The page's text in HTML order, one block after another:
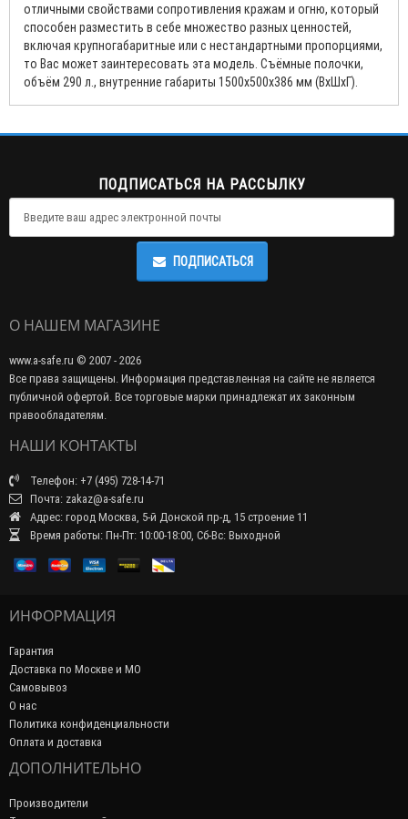
отличными свойствами сопротивления кражам и огню, который
способен разместить в себе множество разных ценностей,
включая крупногабаритные или с нестандартными пропорциями,
то Вас может заинтересовать эта модель. Съёмные полочки,
объём 290 л., внутренние габариты 1500х500х386 мм (ВхШхГ).
ПОДПИСАТЬСЯ НА РАССЫЛКУ
ПОДПИСАТЬСЯ
О НАШЕМ МАГАЗИНЕ
www.a-safe.ru © 2007 - 2026
Все права защищены. Информация представленная на сайте не является
публичной офертой. Все торговые марки принадлежат их законным
правообладателям.
НАШИ КОНТАКТЫ
Телефон: +7 (495) 728-14-71
Почта: zakaz@a-safe.ru
Адрес: город Москва, 5-й Донской пр-д, 15 строение 11
Время работы: Пн-Пт: 10:00-18:00, Сб-Вс: Выходной
ИНФОРМАЦИЯ
Гарантия
Доставка по Москве и МО
Самовывоз
О нас
Политика конфиденциальности
Оплата и доставка
ДОПОЛНИТЕЛЬНО
Производители